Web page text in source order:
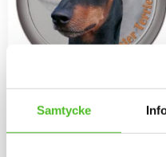
Samtycke
Manchesterterrier
Rund dekal i 3D-variant av hög